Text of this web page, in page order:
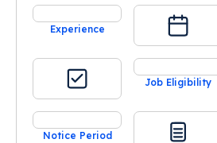
Experience
Job Eligibility
Notice Period